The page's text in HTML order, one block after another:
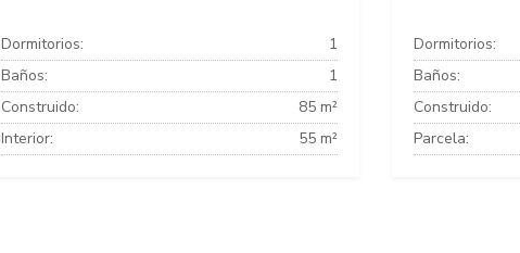
Dormitorios:
1
Baños:
1
Construido:
85 m²
Interior:
55 m²
Dormitorios:
Baños:
Construido:
Parcela: